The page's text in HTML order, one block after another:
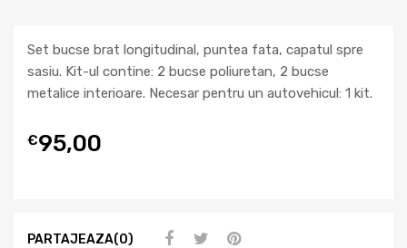
Set bucse brat longitudinal, puntea fata, capatul spre
sasiu. Kit-ul contine: 2 bucse poliuretan, 2 bucse
metalice interioare. Necesar pentru un autovehicul: 1 kit.
€95,00
PARTAJEAZA(0)